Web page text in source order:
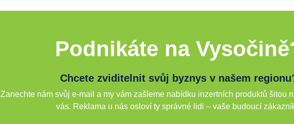
Podnikáte na
Chcete zviditelnit svůj byznys v našem
Zanechte nám svůj e-mail a my vám zašleme nabídku inzertních produktů šitou
vás. Reklama u nás osloví ty správné lidi – vaše budoucí